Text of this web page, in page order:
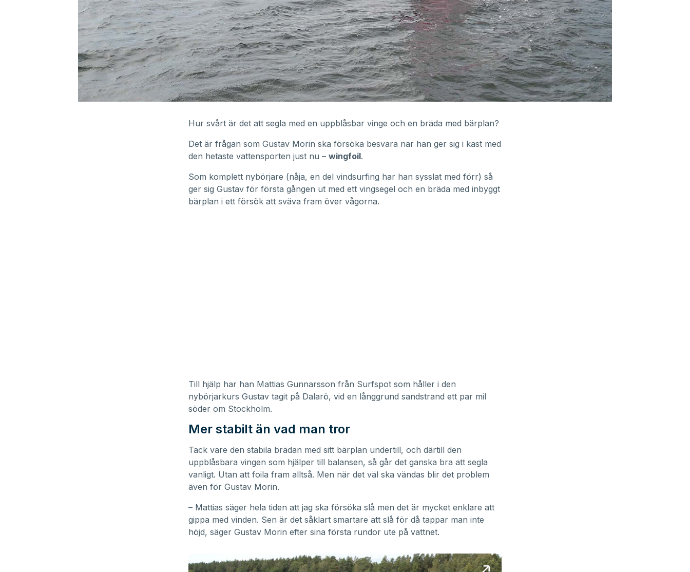
Hur svårt är det att segla med en uppblåsbar vinge och en bräda med bärplan?
Det är frågan som Gustav Morin ska försöka besvara när han ger sig i kast med
den hetaste vattensporten just nu – wingfoil.
Som komplett nybörjare (nåja, en del vindsurfing har han sysslat med förr) så
ger sig Gustav för första gången ut med ett vingsegel och en bräda med inbyggt
bärplan i ett försök att sväva fram över vågorna.
Till hjälp har han Mattias Gunnarsson från Surfspot som håller i den
nybörjarkurs Gustav tagit på Dalarö, vid en långgrund sandstrand ett par mil
söder om Stockholm.
Mer stabilt än vad man tror
Tack vare den stabila brädan med sitt bärplan undertill, och därtill den
uppblåsbara vingen som hjälper till balansen, så går det ganska bra att segla
vanligt. Utan att foila fram alltså. Men när det väl ska vändas blir det problem
även för Gustav Morin.
– Mattias säger hela tiden att jag ska försöka slå men det är mycket enklare att
gippa med vinden. Sen är det såklart smartare att slå för då tappar man inte
höjd, säger Gustav Morin efter sina första rundor ute på vattnet.